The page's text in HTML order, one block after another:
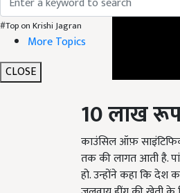
#Top on Krishi Jagran
More Topics
CLOSE
10लाख
काउंसिल ऑफ़
तक की लागत आती है.
हो. उन्होंने कहा कि देश
जलवायु हींग की खेती के